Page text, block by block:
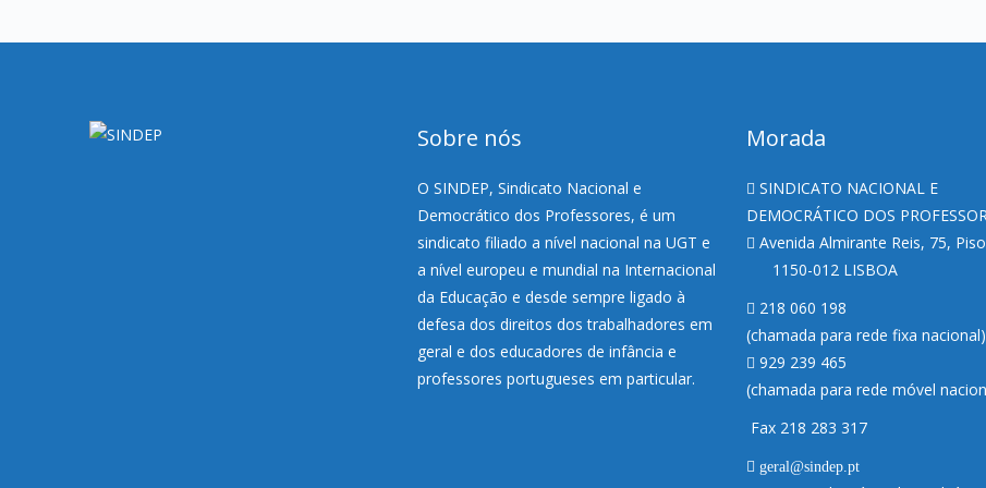
Sobre nós
O SINDEP, Sindicato Nacional e
Democrático dos Professores, é um
sindicato filiado a nível nacional na UGT e
a nível europeu e mundial na Internacional
da Educação e desde sempre ligado à
defesa dos direitos dos trabalhadores em
geral e dos educadores de infância e
professores portugueses em particular.
Morada
SINDICATO NACIONAL E
DEMOCRÁTICO DOS
Avenida Almirante Reis, 75,
1150-012 LISBOA
218 060 198
(chamada para rede fixa nacional)
929 239 465
(chamada para rede móvel
Fax 218 283 317
geral@sindep.pt